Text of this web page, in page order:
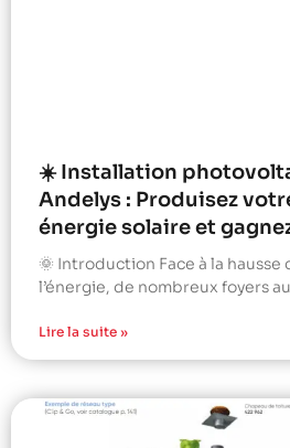
☀️ Installation
Andelys : Produisez
énergie solaire et
🌞 Introduction Face à la
l’énergie, de nombreux foyers
Lire la suite »